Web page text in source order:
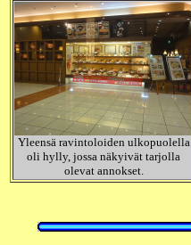
Yleensä ravintoloiden ulkopuolella
oli hylly, jossa näkyivät tarjolla
olevat annokset.